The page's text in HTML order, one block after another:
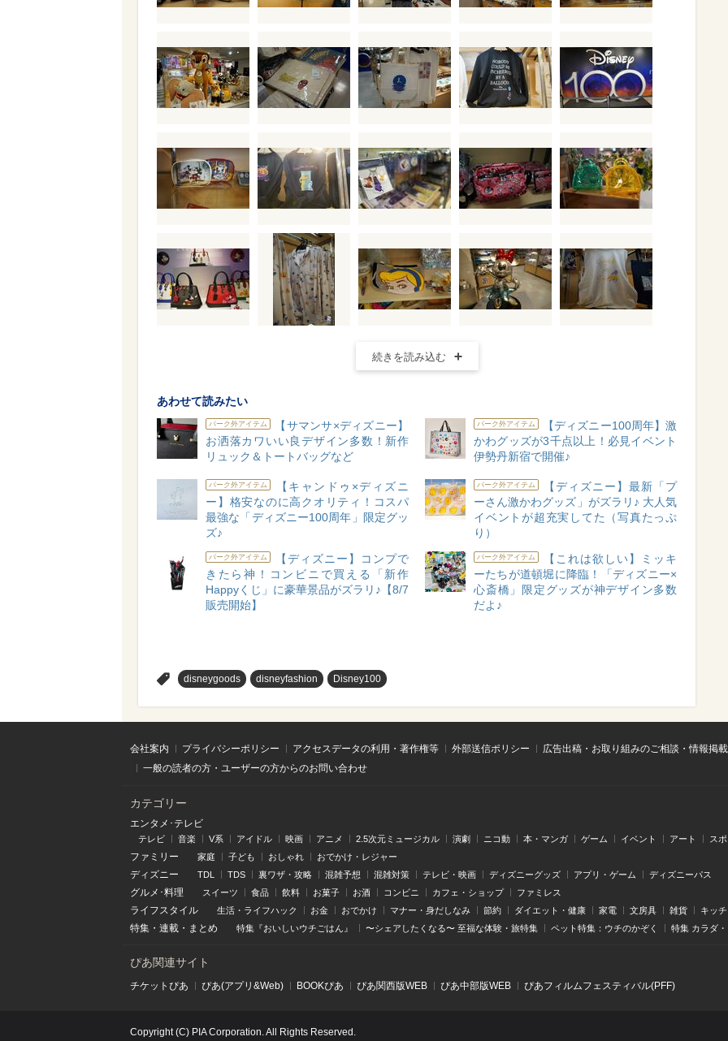
続きを読み込む
あわせて読みたい
パーク外アイテム
【サマンサ×ディズニー】
お洒落カワいい良デザイン多数！新作
リュック＆トートバッグなど
パーク外アイテム
【ディズニー100周年】激
かわグッズが3千点以上！必見イベント
伊勢丹新宿で開催♪
パーク外アイテム
【キャンドゥ×ディズニ
ー】格安なのに高クオリティ！コスパ
最強な「ディズニー100周年」限定グッ
ズ♪
パーク外アイテム
【ディズニー】最新「プ
ーさん激かわグッズ」がズラリ♪ 大人気
イベントが超充実してた（写真たっぷ
り）
パーク外アイテム
【ディズニー】コンプで
きたら神！コンビニで買える「新作
Happyくじ」に豪華景品がズラリ♪【8/7
販売開始】
パーク外アイテム
【これは欲しい】ミッキ
ーたちが道頓堀に降臨！「ディズニー×
心斎橋」限定グッズが神デザイン多数
だよ♪
disneygoods disneyfashion Disney100
会社案内 プライバシーポリシー アクセスデータの利用・著作権等 外部送信ポリシー
広告出稿・お取り組みのご相談・情報掲
一般の読者の方・ユーザーの方からのお問い合わせ
カテゴリー
エンタメ･テレビ
テレビ 音楽 V系 アイドル 映画 アニメ 2.5次元ミュージカル 演劇 ニコ動 本・マンガ ゲーム イベント アート ス
ファミリー 家庭 子ども おしゃれ おでかけ・レジャー
ディズニー TDL TDS 裏ワザ・攻略 混雑予想 混雑対策 テレビ・映画 ディズニーグッズ アプリ・ゲーム ディズニーパス
グルメ･料理 スイーツ 食品 飲料 お菓子 お酒 コンビニ カフェ・ショップ ファミレス
ライフスタイル 生活・ライフハック お金 おでかけ マナー・身だしなみ 節約 ダイエット・健康 家電 文房具 雑貨 キッ
特集 ・ 連載 ・ まとめ 特集『おいしいウチごはん』 〜シェアしたくなる〜 至福な体験・旅特集 ペット特集：ウチのかぞく 特集 カラダ
ぴあ関連サイト
チケットぴあ ぴあ(アプリ&Web) BOOKぴあ ぴあ関⻄版WEB ぴあ中部版WEB ぴあフィルムフェスティバル(PFF)
Copyright (C) PIA Corporation. All Rights Reserved.